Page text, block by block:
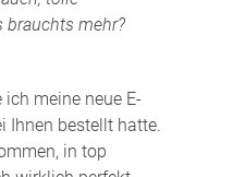
brauchts mehr?
ich meine neue E-
Ihnen bestellt hatte.
in top